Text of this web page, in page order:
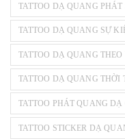
TATTOO DẠ QUANG
TATTOO DẠ QUANG SỰ
TATTOO DẠ QUANG
TATTOO DẠ QUANG THỜI
TATTOO PHÁT QUANG DẠ
TATTOO STICKER DẠ